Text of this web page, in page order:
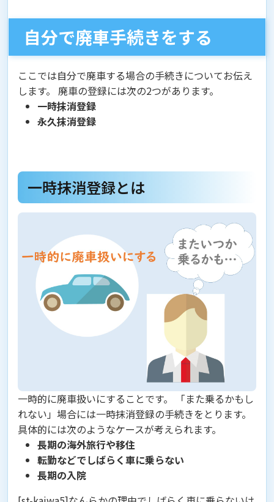
自分で廃車手続きをする
ここでは自分で廃車する場合の手続きについてお伝え
します。 廃車の登録には次の2つがあります。
一時抹消登録
永久抹消登録
一時抹消登録とは
一時的に廃車扱いにすることです。
「また乗るかもし
れない」場合には一時抹消登録の手続きをとります。
具体的には次のようなケースが考えられます。
長期の海外旅行や移住
転勤などでしばらく車に乗らない
長期の入院